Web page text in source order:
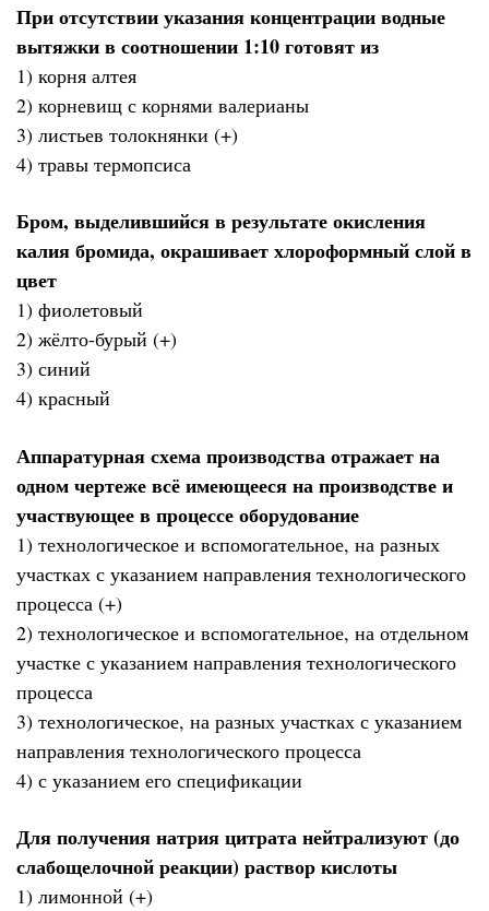
При отсутствии указания концентрации водные
вытяжки в соотношении 1:10 готовят из
1) корня алтея
2) корневищ с корнями валерианы
3) листьев толокнянки (+)
4) травы термопсиса
Бром, выделившийся в результате окисления
калия бромида, окрашивает хлороформный слой в
цвет
1) фиолетовый
2) жёлто-бурый (+)
3) синий
4) красный
Аппаратурная схема производства отражает на
одном чертеже всё имеющееся на производстве и
участвующее в процессе оборудование
1) технологическое и вспомогательное, на разных
участках с указанием направления технологического
процесса (+)
2) технологическое и вспомогательное, на отдельном
участке с указанием направления технологического
процесса
3) технологическое, на разных участках с указанием
направления технологического процесса
4) с указанием его спецификации
Для получения натрия цитрата нейтрализуют (до
слабощелочной реакции) раствор кислоты
1) лимонной (+)